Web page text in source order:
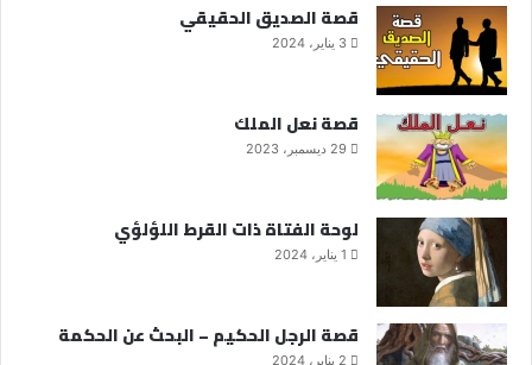
قصة الصديق الحقيقي
3 يناير، 2024
قصة نعل الملك
29 ديسمبر، 2023
لوحة الفتاة ذات القرط اللؤلؤي
1 يناير، 2024
قصة الرجل الحكيم – البحث عن الحكمة
2 يناير، 2024